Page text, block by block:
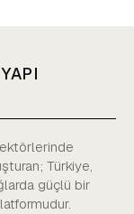
Türkiye,
güçlü bir